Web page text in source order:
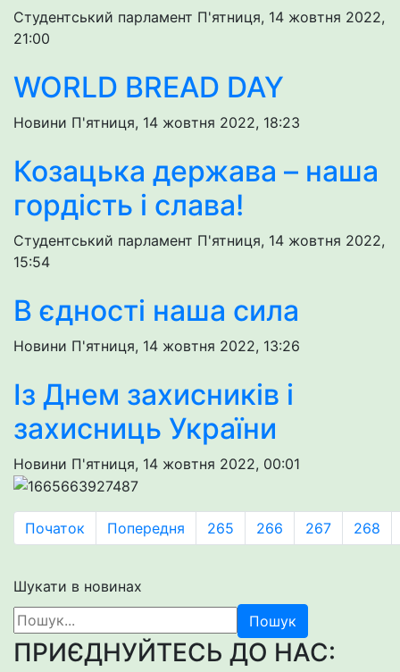
Студентський парламент П'ятниця, 14 жовтня 2022,
21:00
WORLD BREAD DAY
Новини П'ятниця, 14 жовтня 2022, 18:23
Козацька держава – наша
гордість і слава!
Студентський парламент П'ятниця, 14 жовтня 2022,
15:54
В єдності наша сила
Новини П'ятниця, 14 жовтня 2022, 13:26
Із Днем захисників і
захисниць України
Новини П'ятниця, 14 жовтня 2022, 00:01
Початок Попередня 265 266 267 268
Шукати в новинах
Пошук
ПРИЄДНУЙТЕСЬ ДО НАС: